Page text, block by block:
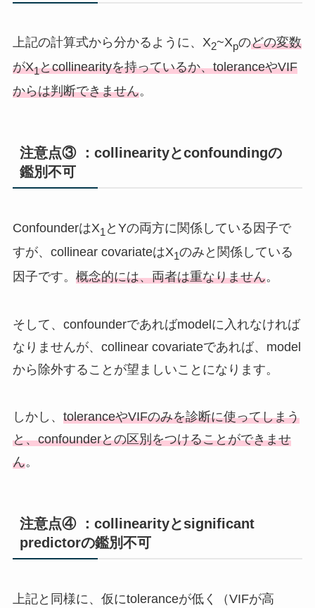
上記の計算式から分かるように、X2~Xpのどの変数
がX1とcollinearityを持っているか、toleranceやVIF
からは判断できません。
注意点③ ：collinearityとconfoundingの
鑑別不可
ConfounderはX1 とYの両方に関係している因子で
すが、collinear covariateはX1のみと関係している
因子です。 概念的には、両者は重なりません。
そして、confounderであればmodelに入れなければ
なりませんが、collinear covariateであれば、model
から除外することが望ましいことになります。
しかし、 toleranceやVIFのみを診断に使ってしまう
と、confounderとの区別をつけることができませ
ん。
注意点④ ：collinearityとsignificant
predictorの鑑別不可
上記と同様に、仮にtoleranceが低く（VIFが高